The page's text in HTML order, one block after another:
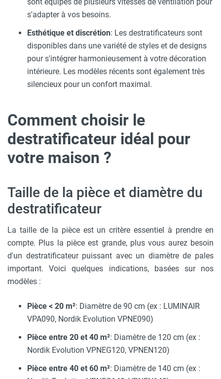
s'adapter à vos besoins.
Esthétique et discrétion: Les destratificateurs sont
disponibles dans une variété de styles et de designs
pour s'intégrer harmonieusement à votre décoration
intérieure. Les modèles récents sont également très
silencieux pour un confort maximal.
Comment choisir le
destratificateur idéal pour
votre maison ?
Taille de la pièce et diamètre du
destratificateur
La taille de la pièce est un critère essentiel à prendre en
compte. Plus la pièce est grande, plus vous aurez besoin
d'un destratificateur puissant avec un diamètre de pales
important. Voici quelques indications, basées sur nos
modèles :
Pièce < 20 m²: Diamètre de 90 cm (ex : LUMIN'AIR
VPA090, Nordik Evolution VPNE090)
Pièce entre 20 et 40 m²: Diamètre de 120 cm (ex :
Nordik Evolution VPNEG120, VPNEN120)
Pièce entre 40 et 60 m²: Diamètre de 140 cm (ex :